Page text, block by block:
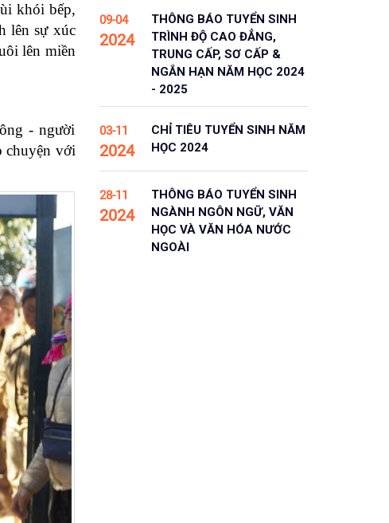
khói bếp,
lên sự xúc
lên miền
- người
chuyện với
09-04
2024
THÔNG BÁO TUYỂN SINH
TRÌNH ĐỘ CAO ĐẲNG,
TRUNG CẤP, SƠ CẤP &
NGẮN HẠN NĂM HỌC 2024
- 2025
03-11
2024
CHỈ TIÊU TUYỂN SINH NĂM
HỌC 2024
28-11
2024
THÔNG BÁO TUYỂN SINH
NGÀNH NGÔN NGỮ, VĂN
HỌC VÀ VĂN HÓA NƯỚC
NGOÀI